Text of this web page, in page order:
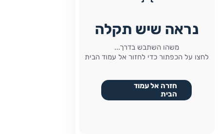
נראה שיש תקלה
משהו השתבש בדרך...
לחצו על הכפתור כדי לחזור אל עמוד הבית
חזרה אל עמוד
הבית